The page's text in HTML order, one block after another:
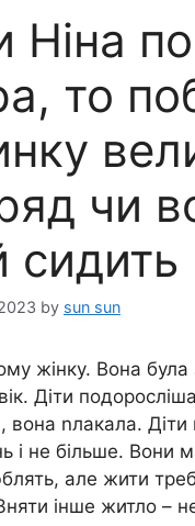
Ніна
то
чи
сидить
by sun sun
жінку. Вона була
Діти
вона nлакала. Діти
і не більше. Вони
але жити
інше житло –